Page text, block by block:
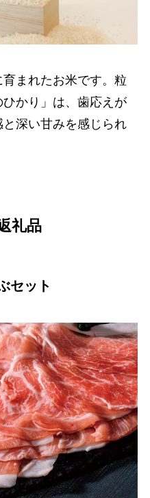
まれたお米です。粒
かり」は、歯応えが
深い甘みを感じられ
礼品
セット